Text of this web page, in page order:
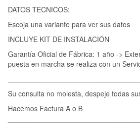
DATOS TECNICOS:
Escoja una variante para ver sus datos
INCLUYE KIT DE INSTALACIÓN
Garantía Oficial de Fábrica: 1 año ->
puesta en marcha se realiza con un
Su consulta no molesta, despeje todas
Hacemos Factura A o B